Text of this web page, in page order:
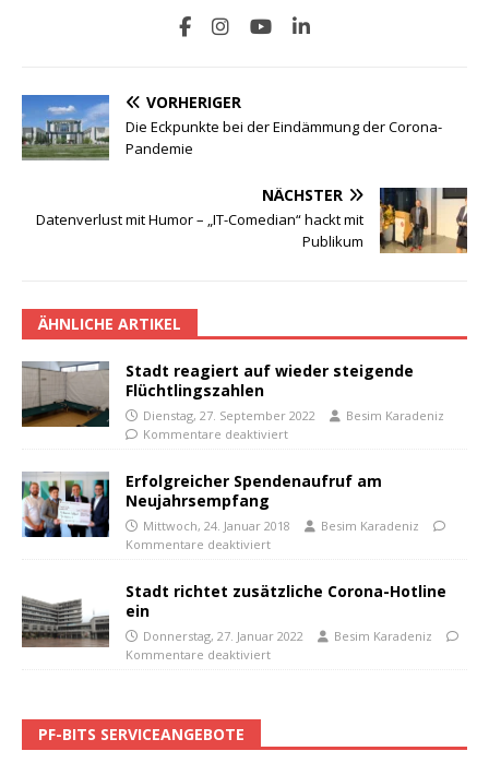
VORHERIGER
Die Eckpunkte bei der Eindämmung der Corona-
Pandemie
NÄCHSTER
Datenverlust mit Humor – „IT-Comedian“ hackt mit
Publikum
ÄHNLICHE ARTIKEL
Stadt reagiert auf wieder steigende
Flüchtlingszahlen
Dienstag, 27. September 2022
Besim Karadeniz
Kommentare deaktiviert
Erfolgreicher Spendenaufruf am
Neujahrsempfang
Mittwoch, 24. Januar 2018
Besim Karadeniz
Kommentare deaktiviert
Stadt richtet zusätzliche Corona-Hotline
ein
Donnerstag, 27. Januar 2022
Besim Karadeniz
Kommentare deaktiviert
PF-BITS SERVICEANGEBOTE